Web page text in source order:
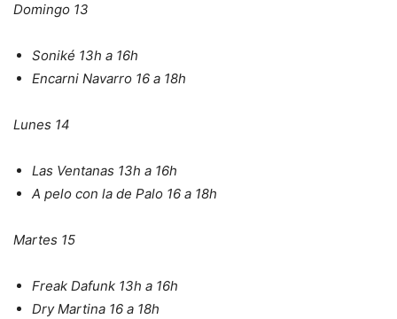
Domingo 13
Soniké 13h a 16h
Encarni Navarro 16 a 18h
Lunes 14
Las Ventanas 13h a 16h
A pelo con la de Palo 16 a 18h
Martes 15
Freak Dafunk 13h a 16h
Dry Martina 16 a 18h